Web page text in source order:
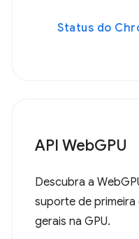
Status do
API WebGPU
Descubra a
suporte de
gerais na GPU.